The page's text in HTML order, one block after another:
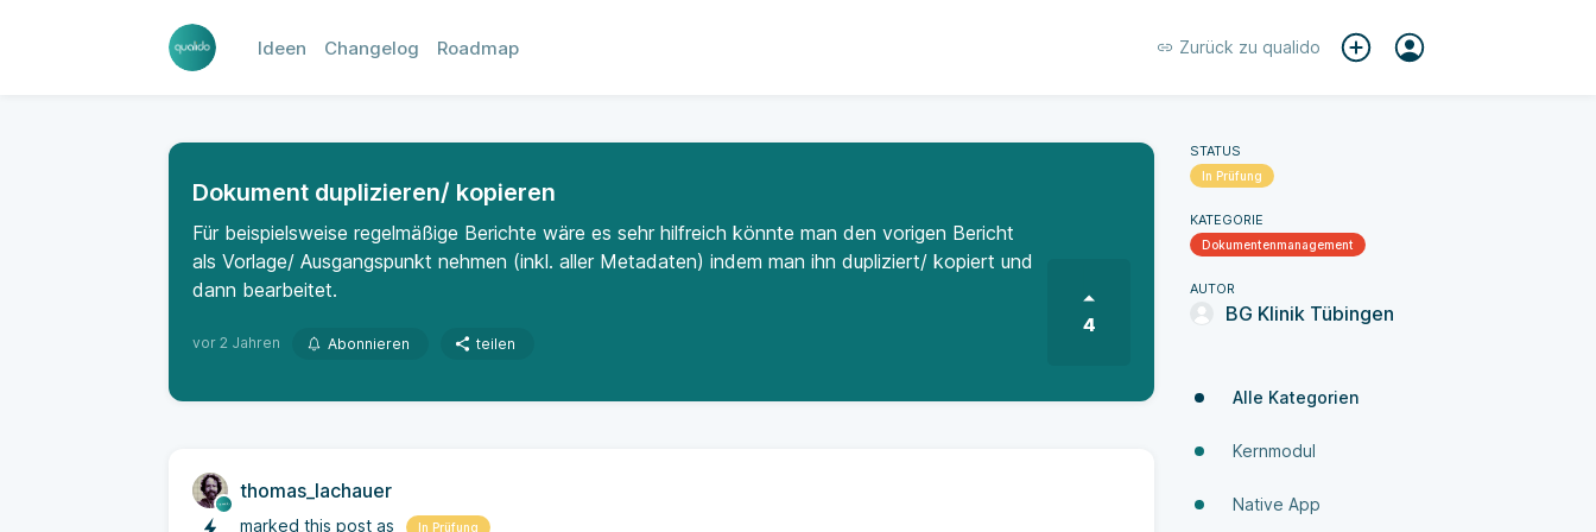
Ideen Changelog Roadmap Zurück zu qualido
Dokument duplizieren/ kopieren
Für beispielsweise regelmäßige Berichte wäre es sehr hilfreich könnte man den vorigen Bericht
als Vorlage/ Ausgangspunkt nehmen (inkl. aller Metadaten) indem man ihn dupliziert/ kopiert und
dann bearbeitet.
vor 2 Jahren Abonnieren teilen
4
thomas_lachauer
marked this post as In Prüfung
STATUS
In Prüfung
KATEGORIE
Dokumenten­manage­ment
AUTOR
BG Klinik Tübingen
Alle Kategorien
Kernmodul
Native App